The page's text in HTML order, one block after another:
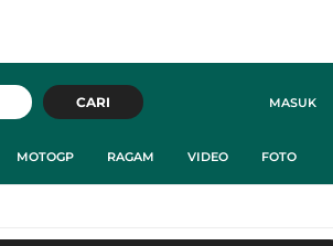
MASUK
CARI
MOTOGP RAGAM VIDEO FOTO